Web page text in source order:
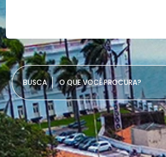
O QUE VOCÊ PROCURA?